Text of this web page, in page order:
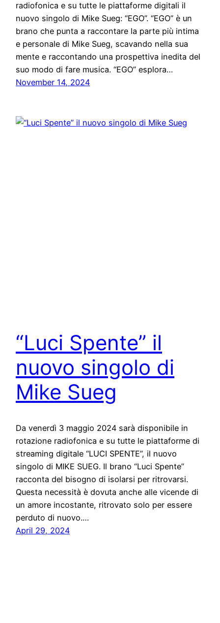
radiofonica e su tutte le piattaforme digitali il
nuovo singolo di Mike Sueg: “EGO”. “EGO” è un
brano che punta a raccontare la parte più intima
e personale di Mike Sueg, scavando nella sua
mente e raccontando una prospettiva inedita del
suo modo di fare musica. “EGO” esplora…
November 14, 2024
“Luci Spente” il
nuovo singolo di
Mike Sueg
Da venerdì 3 maggio 2024 sarà disponibile in
rotazione radiofonica e su tutte le piattaforme di
streaming digitale “LUCI SPENTE”, il nuovo
singolo di MIKE SUEG. Il brano “Luci Spente”
racconta del bisogno di isolarsi per ritrovarsi.
Questa necessità è dovuta anche alle vicende di
un amore incostante, ritrovato solo per essere
perduto di nuovo.…
April 29, 2024